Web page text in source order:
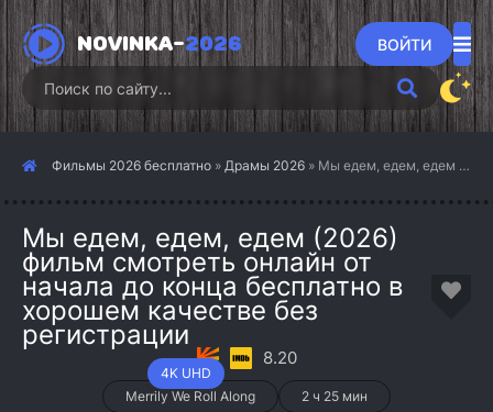
NOVINKA-2026 ВОЙТИ
Фильмы 2026 бесплатно » Драмы 2026 » Мы едем, едем, едем (2026)
Мы едем, едем, едем (2026)
фильм смотреть онлайн от
начала до конца бесплатно в
хорошем качестве без
регистрации
4K UHD
8.20
Merrily We Roll Along 2 ч 25 мин